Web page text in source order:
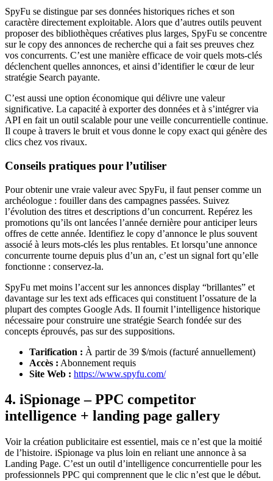
SpyFu se distingue par ses données historiques riches et son
caractère directement exploitable. Alors que d’autres outils peuvent
proposer des bibliothèques créatives plus larges, SpyFu se concentre
sur le copy des annonces de recherche qui a fait ses preuves chez
vos concurrents. C’est une manière efficace de voir quels mots-clés
déclenchent quelles annonces, et ainsi d’identifier le cœur de leur
stratégie Search payante.
C’est aussi une option économique qui délivre une valeur
significative. La capacité à exporter des données et à s’intégrer via
API en fait un outil scalable pour une veille concurrentielle continue.
Il coupe à travers le bruit et vous donne le copy exact qui génère des
clics chez vos rivaux.
Conseils pratiques pour l’utiliser
Pour obtenir une vraie valeur avec SpyFu, il faut penser comme un
archéologue : fouiller dans des campagnes passées. Suivez
l’évolution des titres et descriptions d’un concurrent. Repérez les
promotions qu’ils ont lancées l’année dernière pour anticiper leurs
offres de cette année. Identifiez le copy d’annonce le plus souvent
associé à leurs mots-clés les plus rentables. Et lorsqu’une annonce
concurrente tourne depuis plus d’un an, c’est un signal fort qu’elle
fonctionne : conservez-la.
SpyFu met moins l’accent sur les annonces display “brillantes” et
davantage sur les text ads efficaces qui constituent l’ossature de la
plupart des comptes Google Ads. Il fournit l’intelligence historique
nécessaire pour construire une stratégie Search fondée sur des
concepts éprouvés, pas sur des suppositions.
Tarification : À partir de 39 $/mois (facturé annuellement)
Accès : Abonnement requis
Site Web : https://www.spyfu.com/
4. iSpionage – PPC competitor
intelligence + landing page gallery
Voir la création publicitaire est essentiel, mais ce n’est que la moitié
de l’histoire. iSpionage va plus loin en reliant une annonce à sa
Landing Page. C’est un outil d’intelligence concurrentielle pour les
professionnels PPC qui comprennent que le clic n’est que le début.